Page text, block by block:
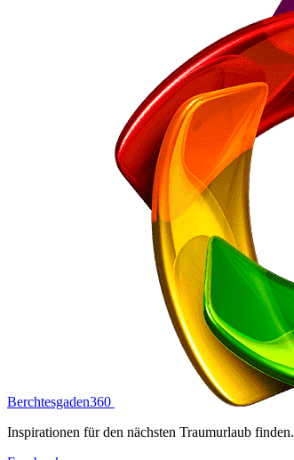
Berchtesgaden360
Inspirationen für den nächsten Traumurlaub finden.